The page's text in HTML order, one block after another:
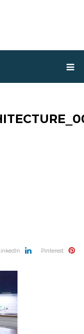
Pinterest